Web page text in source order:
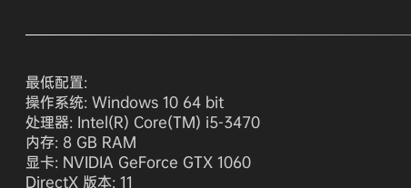
最低配置:
操作系统: Windows 10 64 bit
处理器: Intel(R) Core(TM) i5-3470
内存: 8 GB RAM
显卡: NVIDIA GeForce GTX 1060
DirectX 版本: 11